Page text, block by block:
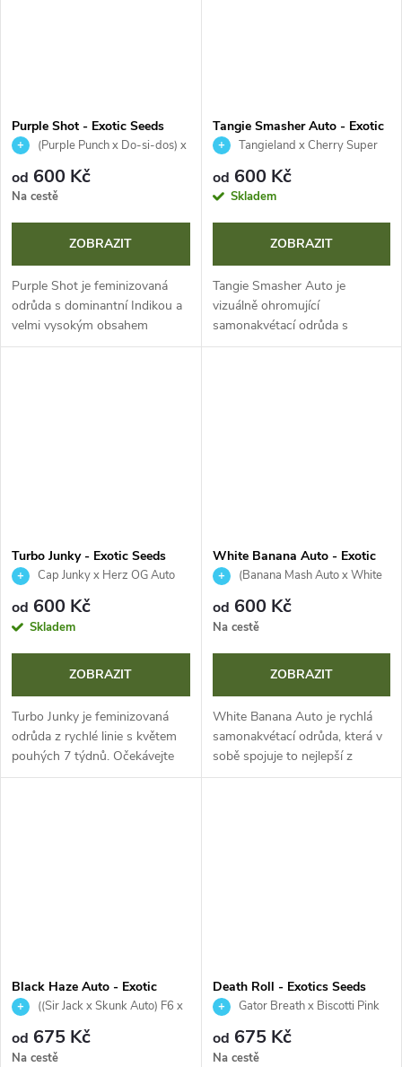
Purple Shot - Exotic Seeds
(Purple Punch x Do-si-dos) x
Exotic Colours
od 600 Kč
Na cestě
ZOBRAZIT
Purple Shot je feminizovaná
odrůda s dominantní Indikou a
velmi vysokým obsahem
kanabinoidů. Potěší vás
Tangie Smasher Auto - Exotic
SeedsTangieland x Cherry Super
Boof Auto
od 600 Kč
Skladem
ZOBRAZIT
Tangie Smasher Auto je
vizuálně ohromující
samonakvétací odrůda s
fialovými květy a sladkou
Turbo Junky - Exotic Seeds
Cap Junky x Herz OG Auto
od 600 Kč
Skladem
ZOBRAZIT
Turbo Junky je feminizovaná
odrůda z rychlé linie s květem
pouhých 7 týdnů. Očekávejte
obsah kanabinoidů blížící se 30
White Banana Auto - Exotic
Seeds(Banana Mash Auto x White
widow Auto)
od 600 Kč
Na cestě
ZOBRAZIT
White Banana Auto je rychlá
samonakvétací odrůda, která v
sobě spojuje to nejlepší z
genetik Banana Mash Auto a
Black Haze Auto - Exotic
Seeds((Sir Jack x Skunk Auto) F6 x
P.C.K )F5
od 675 Kč
Na cestě
Death Roll - Exotics Seeds
Gator Breath x Biscotti Pink
Champagne
od 675 Kč
Na cestě